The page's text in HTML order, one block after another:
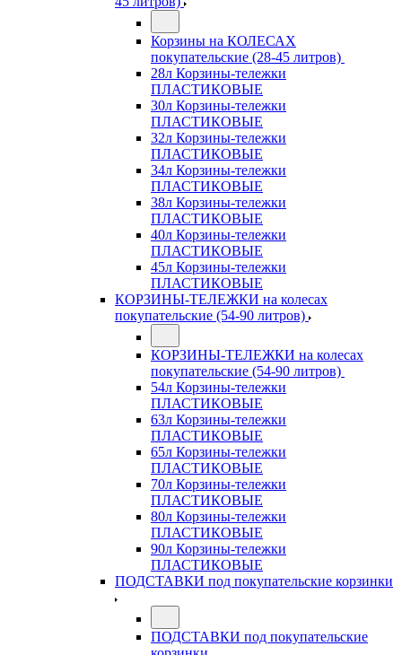
Корзины на КОЛЕСАХ
покупательские (28-45 литров)
28л Корзины-тележки
ПЛАСТИКОВЫЕ
30л Корзины-тележки
ПЛАСТИКОВЫЕ
32л Корзины-тележки
ПЛАСТИКОВЫЕ
34л Корзины-тележки
ПЛАСТИКОВЫЕ
38л Корзины-тележки
ПЛАСТИКОВЫЕ
40л Корзины-тележки
ПЛАСТИКОВЫЕ
45л Корзины-тележки
ПЛАСТИКОВЫЕ
КОРЗИНЫ-ТЕЛЕЖКИ на колесах
покупательские (54-90 литров)
КОРЗИНЫ-ТЕЛЕЖКИ на колесах
покупательские (54-90 литров)
54л Корзины-тележки
ПЛАСТИКОВЫЕ
63л Корзины-тележки
ПЛАСТИКОВЫЕ
65л Корзины-тележки
ПЛАСТИКОВЫЕ
70л Корзины-тележки
ПЛАСТИКОВЫЕ
80л Корзины-тележки
ПЛАСТИКОВЫЕ
90л Корзины-тележки
ПЛАСТИКОВЫЕ
ПОДСТАВКИ под покупательские корзинки
ПОДСТАВКИ под покупательские